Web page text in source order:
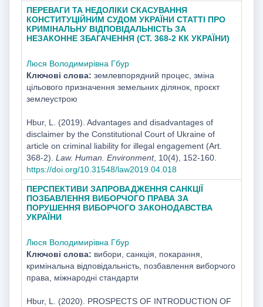
ПЕРЕВАГИ ТА НЕДОЛІКИ СКАСУВАННЯ
КОНСТИТУЦІЙНИМ СУДОМ УКРАЇНИ СТАТТІ ПРО
КРИМІНАЛЬНУ ВІДПОВІДАЛЬНІСТЬ ЗА
НЕЗАКОННЕ ЗБАГАЧЕННЯ (СТ. 368-2 КК УКРАЇНИ)
Люся Володимирівна Гбур
Ключові слова: землевпорядний процес, зміна
цільового призначення земельних ділянок, проєкт
землеустрою
Hbur, L. (2019). Advantages and disadvantages of
disclaimer by the Constitutional Court of Ukraine of
article on criminal liability for illegal engagement (Art.
368-2). Law. Human. Environment, 10(4), 152-160.
https://doi.org/10.31548/law2019.04.018
ПЕРСПЕКТИВИ ЗАПРОВАДЖЕННЯ САНКЦІЇ
ПОЗБАВЛЕННЯ ВИБОРЧОГО ПРАВА ЗА
ПОРУШЕННЯ ВИБОРЧОГО ЗАКОНОДАВСТВА
УКРАЇНИ
Люся Володимирівна Гбур
Ключові слова: вибори, санкція, покарання,
кримінальна відповідальність, позбавлення виборчого
права, міжнародні стандарти
Hbur, L. (2020). PROSPECTS OF INTRODUCTION OF